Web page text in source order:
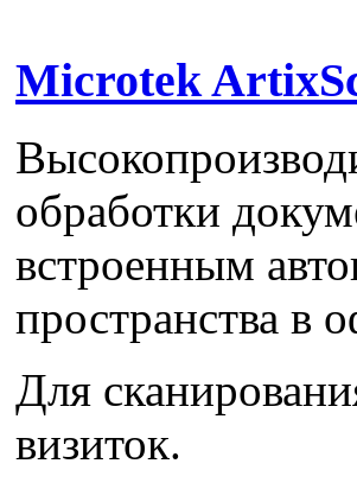
Microtek
обработки
встроенным
пространства в
Для
визиток.